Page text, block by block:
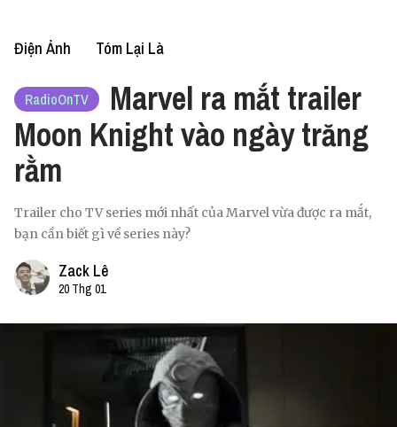
Điện Ảnh Tóm Lại Là
RadioOnTV
Marvel ra mắt trailer
Moon Knight vào ngày trăng
rằm
Trailer cho TV series mới nhất của Marvel vừa được ra mắt,
bạn cần biết gì về series này?
Zack Lê
20 Thg 01